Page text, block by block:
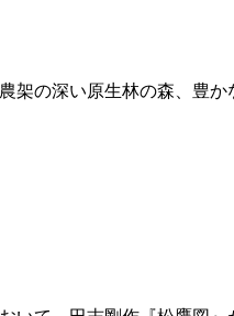
の深い原生林の森、豊